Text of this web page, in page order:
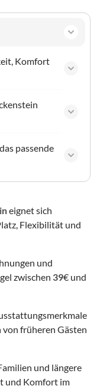
Komfort
passende
eignet sich
Flexibilität und
und
zwischen 39€ und
früheren Gästen
und längere
und Komfort im